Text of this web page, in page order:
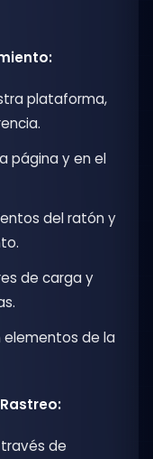
plataforma,
página y en el
del ratón y
de carga y
elementos de la
de